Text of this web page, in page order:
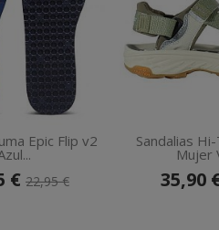
Epic Flip v2
€ 22,95 €
Sandalias
Mujer
35,90